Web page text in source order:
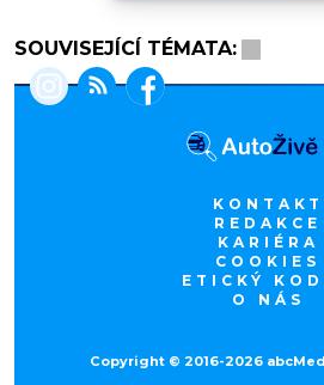
SOUVISEJÍCÍ TÉMATA:
KONTAKT
REDAKCE
KARIÉRA
COOKIES
ETICKÝ
O NÁS
Copyright © 2016-2026